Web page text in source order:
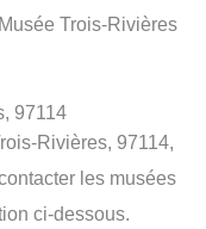
Trois-Rivières
97114
Rivières, 97114,
les musées
ci-dessous.